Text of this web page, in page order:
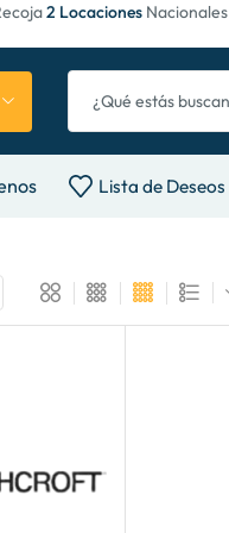
2 Locaciones Nacionales
Lista de Deseos